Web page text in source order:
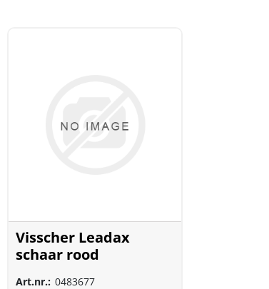
Visscher Leadax
schaar rood
Art.nr.: 0483677